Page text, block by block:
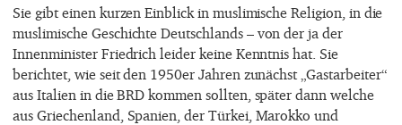
Sie gibt einen kurzen Einblick in muslimische Religion, in die
muslimische Geschichte Deutschlands – von der ja der
Innenminister Friedrich leider keine Kenntnis hat. Sie
berichtet, wie seit den 1950er Jahren zunächst „Gastarbeiter“
aus Italien in die BRD kommen sollten, später dann welche
aus Griechenland, Spanien, der Türkei, Marokko und